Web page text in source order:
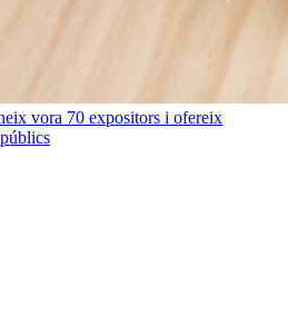
vora 70 expositors i ofereix